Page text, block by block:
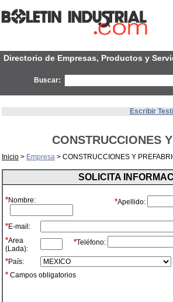
Directorio de Empresas, Productos y
Buscar:
Escribir
CONSTRUCCIONES
Inicio > Empresa > CONSTRUCCIONES Y
SOLICITA
*Nombre: *Apellido:
*E-mail:
*Area
(Lada):
*Teléfono:
*País:
* Campos obligatorios